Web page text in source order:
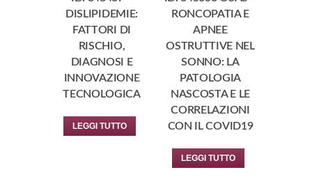
DISLIPIDEMIE:
FATTORI DI
RISCHIO,
DIAGNOSI E
INNOVAZIONE
TECNOLOGICA
LEGGI TUTTO
RONCOPATIA E
APNEE
OSTRUTTIVE NEL
SONNO: LA
PATOLOGIA
NASCOSTA E LE
CORRELAZIONI
CON IL COVID19
LEGGI TUTTO